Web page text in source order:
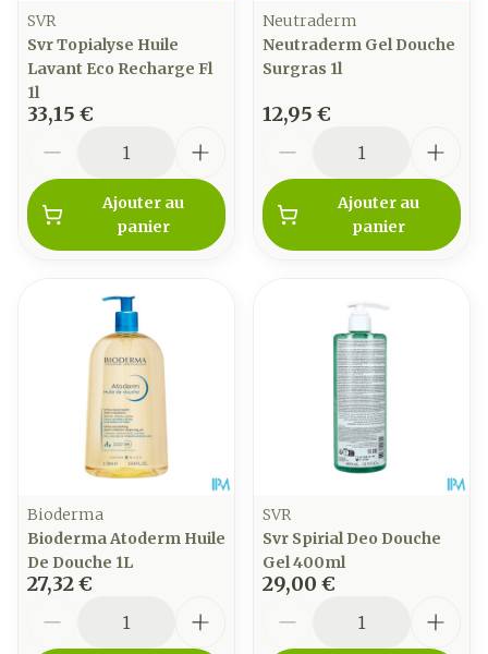
SVR
Svr Topialyse Huile
Lavant Eco Recharge Fl
1l
33,15 €
Ajouter au
panier
Neutraderm
Neutraderm Gel Douche
Surgras 1l
12,95 €
Ajouter au
panier
Bioderma
Bioderma Atoderm Huile
De Douche 1L
27,32 €
SVR
Svr Spirial Deo Douche
Gel 400ml
29,00 €